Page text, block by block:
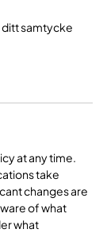
ditt samtycke
at any time.
take
changes are
of what
what